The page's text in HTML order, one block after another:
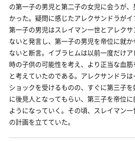
の第一子の男児と第二子の女児に会うが
かった。疑問に感じたアレクサンドラがイ
第一子の男児はスレイマン一世とアレク
ないと発言し、第一子の男児を帝位に就
ないと断言。イブラヒムは以前一度だけ
時の子供の可能性を考え、より正当な血
と考えていたのである。アレクサンドラ
ショックを受けるものの、すぐに第三子
に後見人となってもらい、第三子を帝位
ようになっていく。その頃、スレイマン
の計画を立てていた。